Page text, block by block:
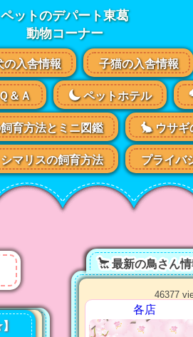
ペットのデパート東葛
動物コーナー
の入舎情報 子猫の入舎情報
＆Ａ ペットホテル
育方法とミニ図鑑 ウサギ
マリスの飼育方法 プライバ
最新の鳥さん情
46377
各店